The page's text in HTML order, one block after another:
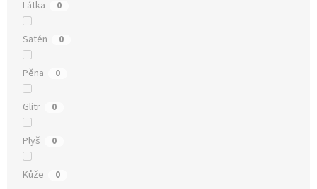
Látka 0
Satén 0
Pěna 0
Glitr 0
Plyš 0
Kůže 0